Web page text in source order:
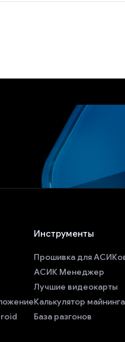
Инструменты
Прошивка для
АСИК Менеджер
Лучшие видеокарты
Калькулятор майнинга
База разгонов